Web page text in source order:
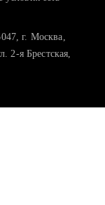
г. Москва,
2-я Брестская,